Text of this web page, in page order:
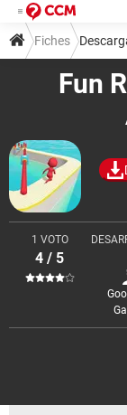
Fun
1 VOTO
4 / 5
Fiches